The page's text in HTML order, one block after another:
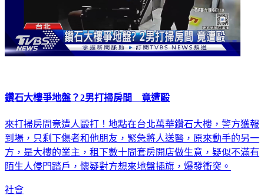
鑽石大樓爭地盤？2男打掃房間 竟遭毆
來打掃房間竟遭人毆打！地點在台北萬華鑽石大樓，警方獲報
到場，只剩下傷者和他朋友，緊急將人送醫，原來動手的另一
方，是大樓的業主，租下數十間套房開店做生意，疑似不滿有
陌生人侵門踏戶，懷疑對方想來地盤插旗，爆發衝突。
社會